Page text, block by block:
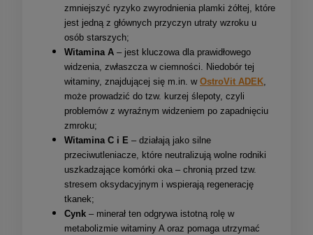
zmniejszyć ryzyko zwyrodnienia plamki żółtej, które
jest jedną z głównych przyczyn utraty wzroku u
osób starszych;
Witamina A – jest kluczowa dla prawidłowego
widzenia, zwłaszcza w ciemności. Niedobór tej
witaminy, znajdującej się m.in. w OstroVit ADEK,
może prowadzić do tzw. kurzej ślepoty, czyli
problemów z wyraźnym widzeniem po zapadnięciu
zmroku;
Witamina C i E – działają jako silne
przeciwutleniacze, które neutralizują wolne rodniki
uszkadzające komórki oka – chronią przed tzw.
stresem oksydacyjnym i wspierają regenerację
tkanek;
Cynk – minerał ten odgrywa istotną rolę w
metabolizmie witaminy A oraz pomaga utrzymać